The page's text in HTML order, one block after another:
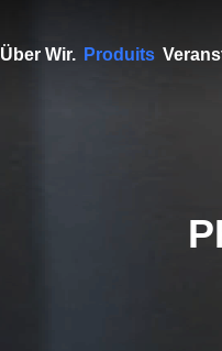
Über Wir. Produits